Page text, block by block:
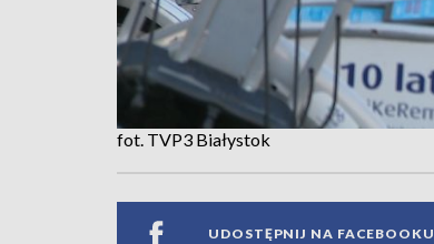
fot. TVP3 Białystok
UDOSTĘPNIJ NA FACEBOOKU